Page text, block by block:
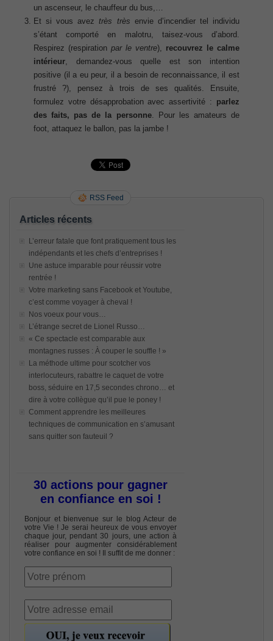
un ascenseur, le chauffeur du bus,…
Et si vous aveztrès très envie d’incendier tel individu
s’étant comporté en malotru, taisez-vous d’abord.
Respirez (respiration par le ventre), recouvrez le calme
intérieur, demandez-vous quelle est son intention
positive (il a eu peur, il a besoin de reconnaissance, il est
frustré ?), pensez à trois de ses qualités. Ensuite,
formulez votre désapprobation avec assertivité : parlez
des faits, pas de la personne. Pour les amateurs de
foot, attaquez le ballon, pas la jambe !
RSS Feed
Articles récents
L’erreur fatale que font pratiquement tous les
indépendants et les chefs d’entreprises !
Une astuce imparable pour réussir votre
rentrée !
Votre marketing sans Facebook et Youtube,
c’est comme voyager à cheval !
Nos voeux pour vous…
L’étrange secret de Lionel Russo…
« Ce spectacle est comparable aux
montagnes russes : À couper le souffle ! »
La méthode ultime pour scotcher vos
interlocuteurs, rabattre le caquet de votre
boss, séduire en 17,5 secondes chrono… et
dire à votre collègue qu’il pue le poney !
Comment apprendre les meilleures
techniques de communication en s’amusant
sans quitter son fauteuil ?
30 actions pour gagner
en confiance en soi !
Bonjour et bienvenue sur le blog Acteur de
votre Vie ! Je serai heureux de vous envoyer
chaque jour, pendant 30 jours, une action à
réaliser pour augmenter considérablement
votre confiance en soi ! Il suffit de me donner :